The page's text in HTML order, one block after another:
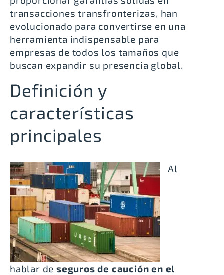
transacciones transfronterizas, han
evolucionado para convertirse en una
herramienta indispensable para
empresas de todos los tamaños que
buscan expandir su presencia global.
Definición y
características
principales
Al
hablar deseguros de caución en el